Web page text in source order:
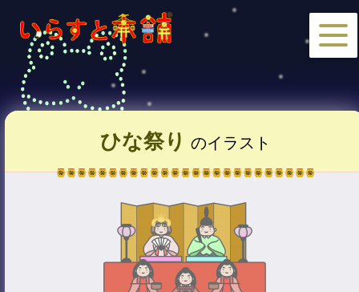
ひな祭り のイラスト